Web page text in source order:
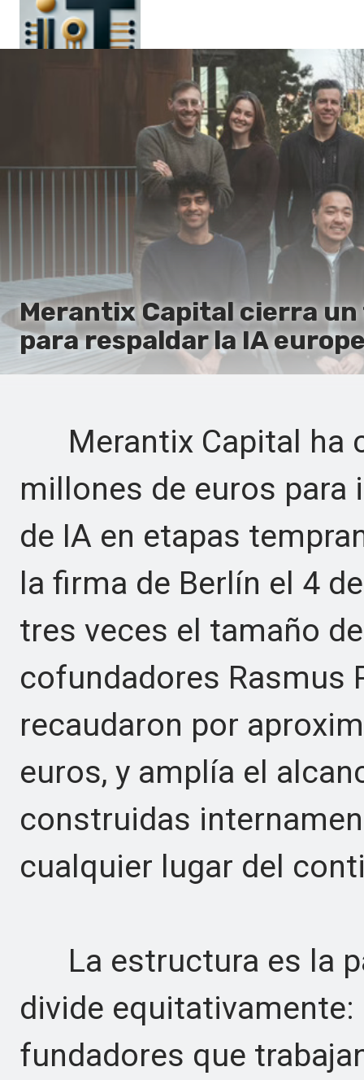
Merantix Capital cierra un
para respaldar la IA
Merantix Capital ha
millones de euros
de IA en etapas
la firma de Berlín el 4
tres veces el tamaño
cofundadores Rasmus
recaudaron por
euros, y amplía el
construidas
cualquier lugar del
La estructura es la
divide
fundadores que